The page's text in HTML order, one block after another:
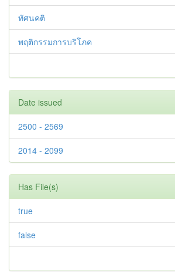
ทัศนคติ
พฤติกรรมการบริโภค
Date issued
2500 - 2569
2014 - 2099
Has File(s)
true
false